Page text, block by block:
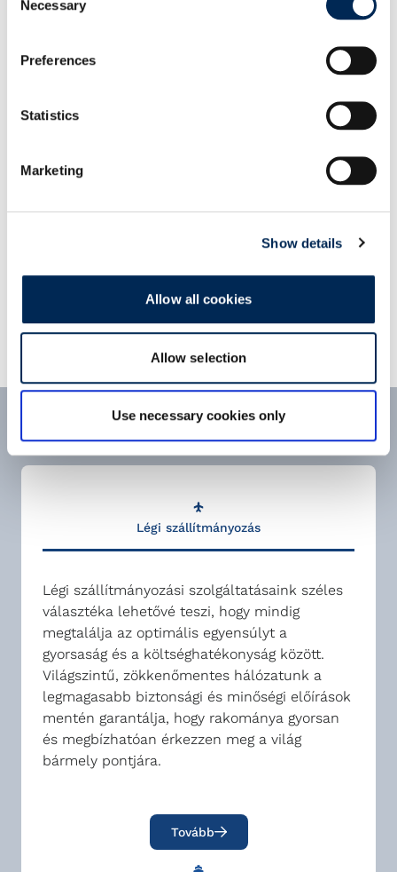
Selection
Necessary
Preferences
Statistics
Marketing
Show details
Allow all cookies
Allow selection
Use necessary cookies only
Tovább
Légi szállítmányozás
Légi szállítmányozási szolgáltatásaink széles
választéka lehetővé teszi, hogy mindig
megtalálja az optimális egyensúlyt a
gyorsaság és a költséghatékonyság között.
Világszintű, zökkenőmentes hálózatunk a
legmagasabb biztonsági és minőségi előírások
mentén garantálja, hogy rakománya gyorsan
és megbízhatóan érkezzen meg a világ
bármely pontjára.
Tovább